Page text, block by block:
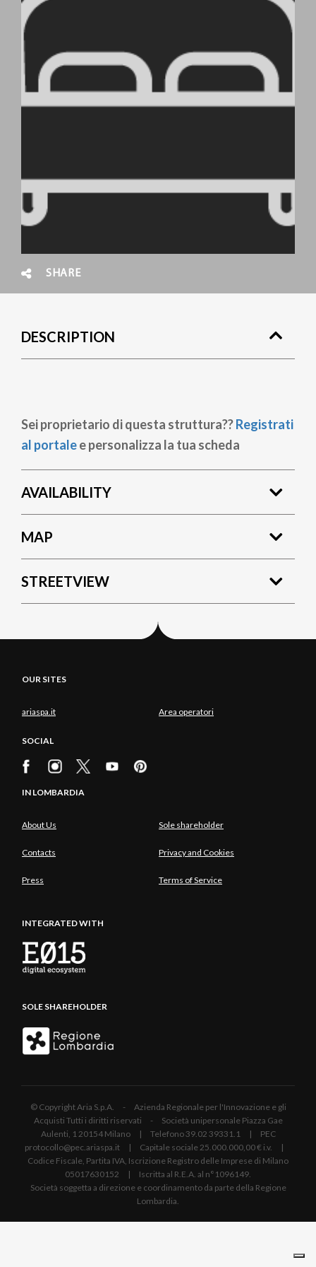
SHARE
DESCRIPTION
Sei proprietario di questa struttura??Registrati
al portalee personalizza la tua scheda
AVAILABILITY
MAP
STREETVIEW
OUR SITES
ariaspa.it Area operatori
SOCIAL
IN LOMBARDIA
About Us Sole shareholder
Contacts Privacy and Cookies
Press Terms of Service
INTEGRATED WITH
SOLE SHAREHOLDER
© Copyright Aria S.p.A. - Azienda Regionale per l'Innovazione e gli
Acquisti Tutti i diritti riservati - Società unipersonale Piazza Gae
Aulenti, 1 20154 Milano | Telefono 39.02 39331.1 | PEC
protocollo@pec.ariaspa.it | Capitale sociale 25.000.000,00 € i.v. |
Codice Fiscale, Partita IVA, Iscrizione Registro delle Imprese di Milano
05017630152 | Iscritta al R.E.A. al n°1096149.
Società soggetta a direzione e coordinamento da parte della Regione
Lombardia.